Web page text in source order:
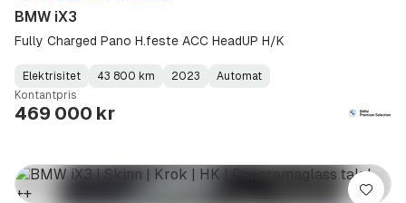
BMW iX3
Fully Charged Pano H.feste ACC HeadUP H/K
Fuel
Type:
Elektrisitet
Kilometerstand:
43 800 km
Model
Year:
2023
Gearbox
Type:
Automat
Kontantpris
469 000 kr
Lagre